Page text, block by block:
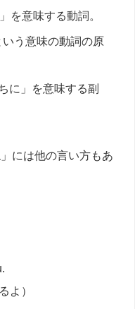
を意味する動詞。
う意味の動詞の原
に」を意味する副
には他の言い方もあ
よ）